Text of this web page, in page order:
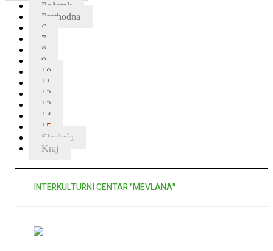
Početak
Prethodna
6
7
8
9
10
11
12
13
14
15
Sljedeća
Kraj
INTERKULTURNI CENTAR "MEVLANA"